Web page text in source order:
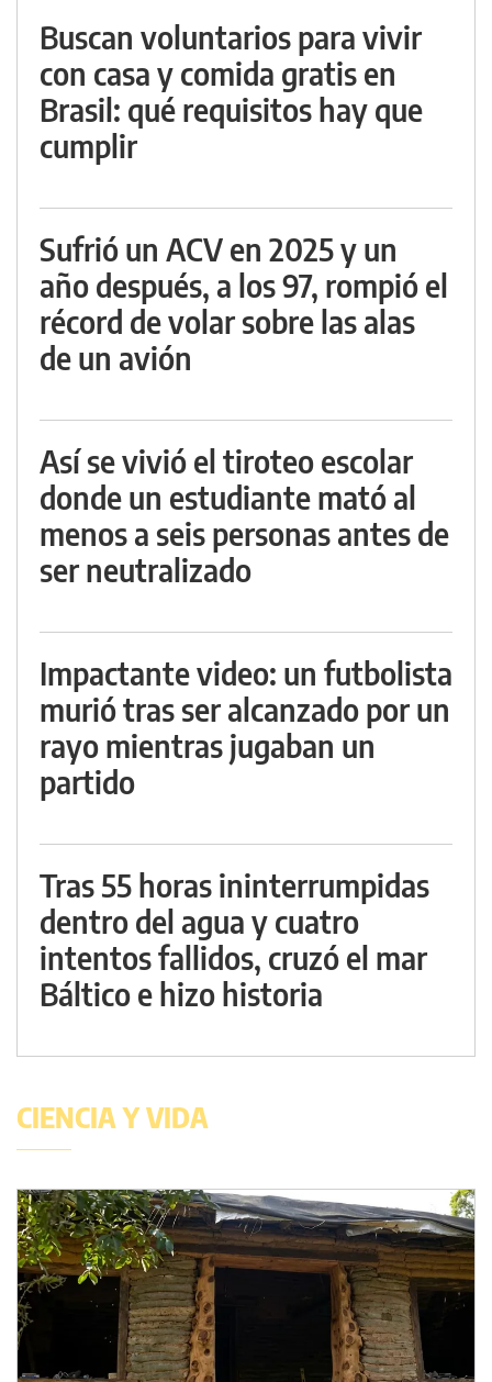
Buscan voluntarios para vivir
con casa y comida gratis en
Brasil: qué requisitos hay que
cumplir
Sufrió un ACV en 2025 y un
año después, a los 97, rompió el
récord de volar sobre las alas
de un avión
Así se vivió el tiroteo escolar
donde un estudiante mató al
menos a seis personas antes de
ser neutralizado
Impactante video: un futbolista
murió tras ser alcanzado por un
rayo mientras jugaban un
partido
Tras 55 horas ininterrumpidas
dentro del agua y cuatro
intentos fallidos, cruzó el mar
Báltico e hizo historia
CIENCIA Y VIDA